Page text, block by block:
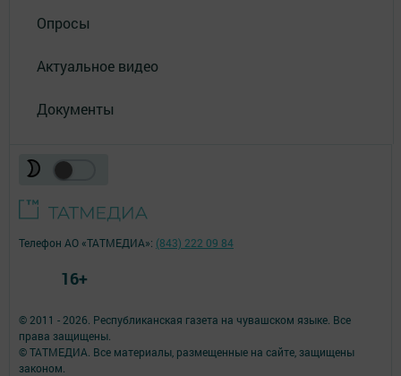
Опросы
Актуальное видео
Документы
© 2011 - 2026. Республиканская газета на чувашском языке. Все
права защищены.
© ТАТМЕДИА. Все материалы, размещенные на сайте, защищены
законом.
Телефон АО «ТАТМЕДИА»: (843) 222 09 84
16+